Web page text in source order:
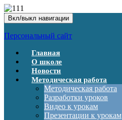
Вкл/выкл навигации
Персональный сайт
Главная
О школе
Новости
Методическая работа
Методическая работа
Разработки уроков
Видео к урокам
Презентации к урокам